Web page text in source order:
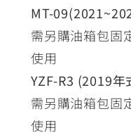
MT-
需另購油箱包固
使用
YZF-R3 (2019年
需另購油箱包固
使用